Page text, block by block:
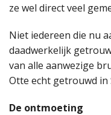
ze wel direct veel
Niet iedereen die nu
daadwerkelijk
van alle aanwezige
Otte echt getrouwd in
De ontmoeting